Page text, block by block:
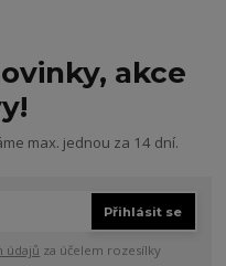
akce
max. jednou za 14 dní.
Přihlásit se
údajů za účelem rozesílky